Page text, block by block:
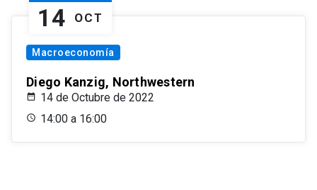
14 OCT
Macroeconomía
Diego Kanzig, Northwestern
14 de Octubre de 2022
14:00 a 16:00